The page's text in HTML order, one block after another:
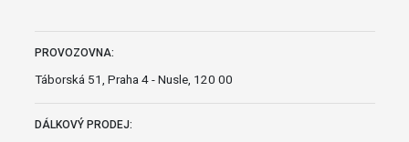
PROVOZOVNA:
Táborská 51, Praha 4 - Nusle, 120 00
DÁLKOVÝ PRODEJ: